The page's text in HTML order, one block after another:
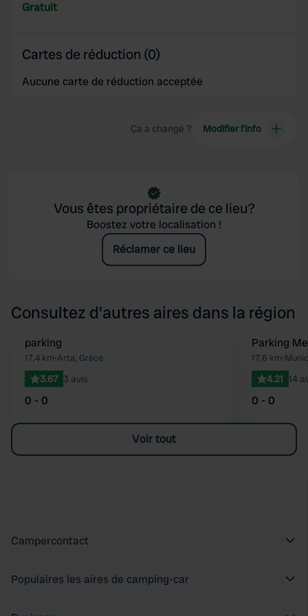
Gratuit
Cartes de réduction (0)
Aucune carte de réduction acceptée
Ça a changé ? Modifier l’info
Vous êtes propriétaire de ce lieu?
Boostez votre localisation !
Réclamer ce lieu
Consultez d'autres aires dans la région
Préféré
parking
17,4 km•Arta, Grèce
3.67 3 avis
0 - 0
Parking
17,6 km•
4.21 14
0 - 0
Voir tout
Campercontact
Populaires les aires de camping-car